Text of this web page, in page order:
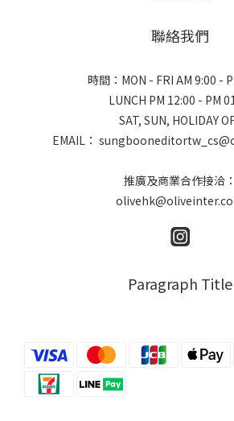
聯絡我們
時間：MON - FRI AM 9:00 -
LUNCH PM 12:00 - PM
SAT, SUN, HOLIDAY
EMAIL：
推廣及商業合作接洽：
Paragraph Title